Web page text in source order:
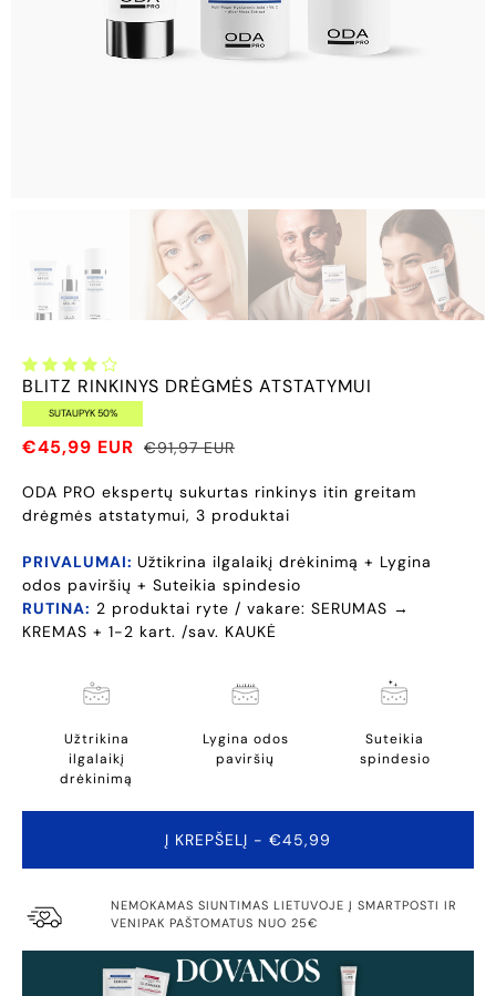
BLITZ RINKINYS DRĖGMĖS ATSTATYMUI
SUTAUPYK 50%
€45,99 EUR €91,97 EUR
ODA PRO ekspertų sukurtas rinkinys itin greitam
drėgmės atstatymui, 3 produktai
PRIVALUMAI: Užtikrina ilgalaikį drėkinimą + Lygina
odos paviršių + Suteikia spindesio
RUTINA: 2 produktai ryte / vakare: SERUMAS →
KREMAS + 1-2 kart. /sav. KAUKĖ
Užtrikina
ilgalaikį
drėkinimą
Lygina odos
paviršių
Suteikia
spindesio
Į KREPŠELĮ - €45,99
NEMOKAMAS SIUNTIMAS LIETUVOJE Į SMARTPOSTI IR
VENIPAK PAŠTOMATUS NUO 25€